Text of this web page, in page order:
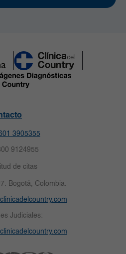
3905355
9124955
de citas
Bogotá, Colombia.
Judiciales: